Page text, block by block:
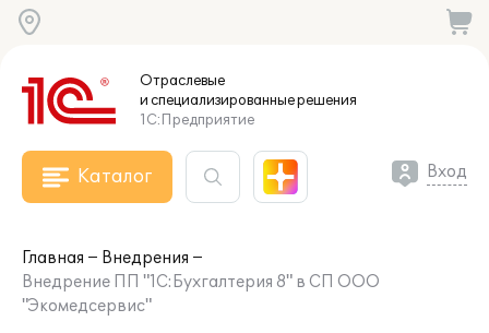
Отраслевые
и специализированныерешения
1С:Предприятие
Каталог Вход
Главная
Внедрения
Внедрение ПП "1С:Бухгалтерия 8" в СП ООО
"Экомедсервис"